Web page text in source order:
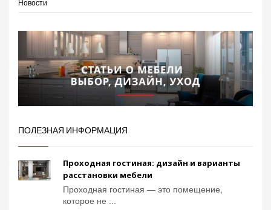
Новости
ПОЛЕЗНАЯ ИНФОРМАЦИЯ
Проходная гостиная: дизайн и варианты
расстановки мебели
Проходная гостиная — это помещение,
которое не ...